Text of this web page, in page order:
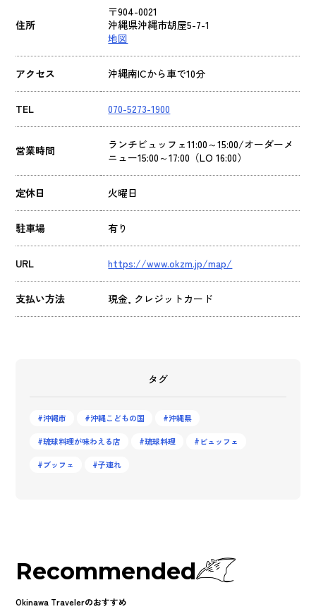
住所
〒904-0021
沖縄県沖縄市胡屋5-7-1
地図
アクセス 沖縄南ICから車で10分
TEL 070-5273-1900
営業時間
ランチビュッフェ11:00～15:00/オーダーメ
ニュー15:00～17:00（LO 16:00）
定休日 火曜日
駐車場 有り
URL https://www.okzm.jp/map/
支払い方法 現金, クレジットカード
タグ
沖縄市 沖縄こどもの国 沖縄県
琉球料理が味わえる店 琉球料理 ビュッフェ
ブッフェ 子連れ
Recommended
Okinawa Travelerのおすすめ